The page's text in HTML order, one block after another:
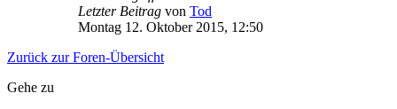
Letzter Beitrag von Tod
Montag 12. Oktober 2015, 12:50
Zurück zur Foren-Übersicht
Gehe zu